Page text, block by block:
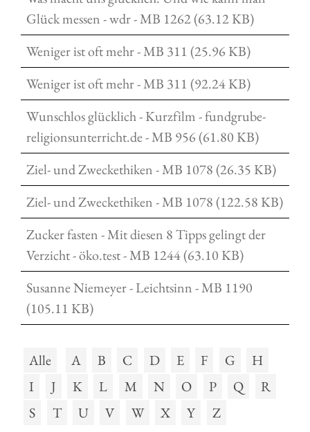
Glück messen - wdr - MB 1262 (63.12 KB)
Weniger ist oft mehr - MB 311 (25.96 KB)
Weniger ist oft mehr - MB 311 (92.24 KB)
Wunschlos glücklich - Kurzfilm - fundgrube-
religionsunterricht.de - MB 956 (61.80 KB)
Ziel- und Zweckethiken - MB 1078 (26.35 KB)
Ziel- und Zweckethiken - MB 1078 (122.58 KB)
Zucker fasten - Mit diesen 8 Tipps gelingt der
Verzicht - öko.test - MB 1244 (63.10 KB)
Susanne Niemeyer - Leichtsinn - MB 1190
(105.11 KB)
Alle A B C D E F G
H
I
J K L M N O P Q
R
S
T U V W X Y Z